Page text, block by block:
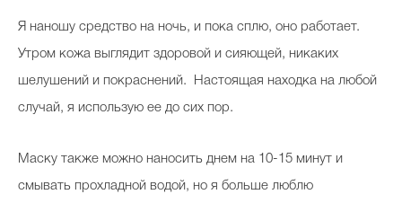
Я наношу средство на ночь, и пока сплю, оно работает.
Утром кожа выглядит здоровой и сияющей, никаких
шелушений и покраснений. Настоящая находка на любой
случай, я использую ее до сих пор.
Маску также можно наносить днем на 10-15 минут и
смывать прохладной водой, но я больше люблю